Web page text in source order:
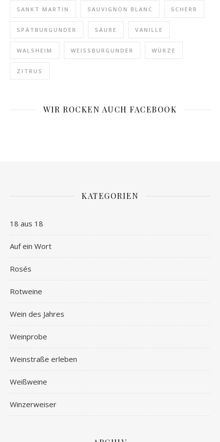
SANKT MARTIN SAUVIGNON BLANC SCHERR
SPÄTBURGUNDER SÄURE VANILLE
WALSHEIM WEISSBURGUNDER WÜRZE
ZITRUS
WIR ROCKEN AUCH FACEBOOK
KATEGORIEN
18 aus 18
Auf ein Wort
Rosés
Rotweine
Wein des Jahres
Weinprobe
Weinstraße erleben
Weißweine
Winzerweiser